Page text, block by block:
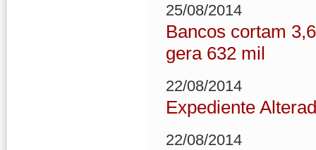
25/08/2014
Bancos cortam
gera 632 mil
22/08/2014
Expediente
22/08/2014